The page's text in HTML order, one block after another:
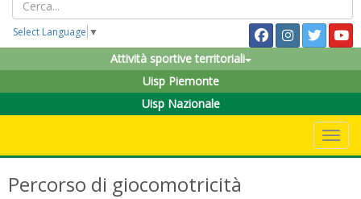
Select Language ▼
Attività sportive territoriali
Uisp Piemonte
Uisp Nazionale
Percorso di giocomotricità